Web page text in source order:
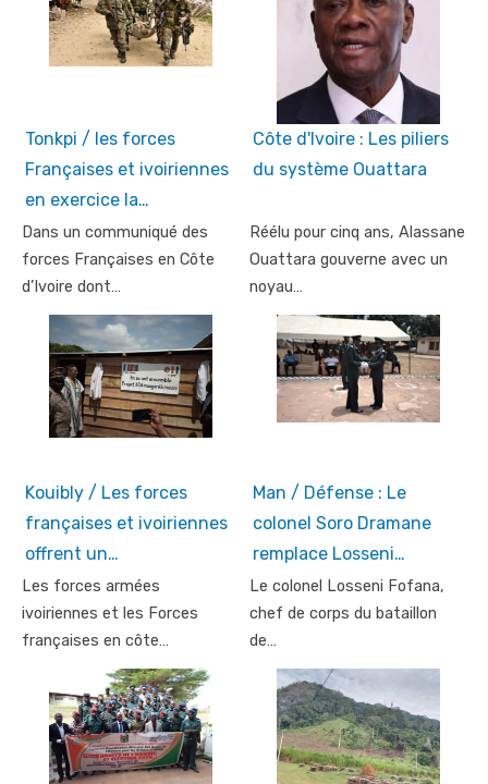
Tonkpi / les forces
Françaises et ivoiriennes
en exercice la…
Dans un communiqué des
forces Françaises en Côte
d’Ivoire dont…
Côte d'Ivoire : Les piliers
du système Ouattara
Réélu pour cinq ans, Alassane
Ouattara gouverne avec un
noyau…
Kouibly / Les forces
françaises et ivoiriennes
offrent un…
Les forces armées
ivoiriennes et les Forces
françaises en côte…
Man / Défense : Le
colonel Soro Dramane
remplace Losseni…
Le colonel Losseni Fofana,
chef de corps du bataillon
de…